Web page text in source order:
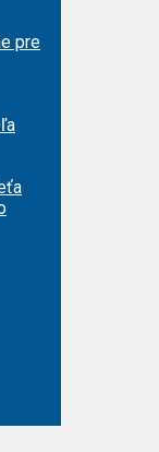
pre